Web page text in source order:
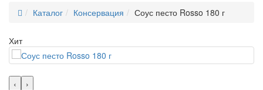
Каталог Консервация Соус песто Rosso 180 г
Хит
‹ ›